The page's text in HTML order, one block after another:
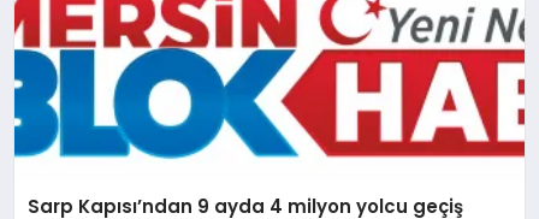
Sarp Kapısı’ndan 9 ayda 4 milyon yolcu geçiş